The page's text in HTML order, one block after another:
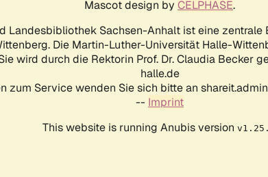
Mascot design by CELPHASE.
Landesbibliothek Sachsen-Anhalt ist eine
Die Martin-Luther-Universität Halle-
wird durch die Rektorin Prof. Dr. Claudia Becker
halle.de
zum Service wenden Sie sich bitte an
-- Imprint
This website is running Anubis version